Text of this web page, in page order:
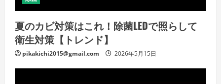
夏のカビ対策はこれ！除菌LEDで照らして
衛生対策【トレンド】
pikakichi2015@gmail.com 2026年5月15日